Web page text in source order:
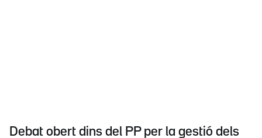
Debat obert dins del PP per la gestió dels